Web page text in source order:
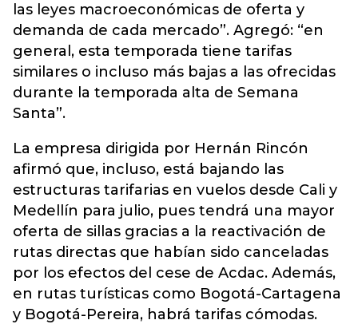
las leyes macroeconómicas de oferta y
demanda de cada mercado”. Agregó: “en
general, esta temporada tiene tarifas
similares o incluso más bajas a las ofrecidas
durante la temporada alta de Semana
Santa”.
La empresa dirigida por Hernán Rincón
afirmó que, incluso, está bajando las
estructuras tarifarias en vuelos desde Cali y
Medellín para julio, pues tendrá una mayor
oferta de sillas gracias a la reactivación de
rutas directas que habían sido canceladas
por los efectos del cese de Acdac. Además,
en rutas turísticas como Bogotá-Cartagena
y Bogotá-Pereira, habrá tarifas cómodas.